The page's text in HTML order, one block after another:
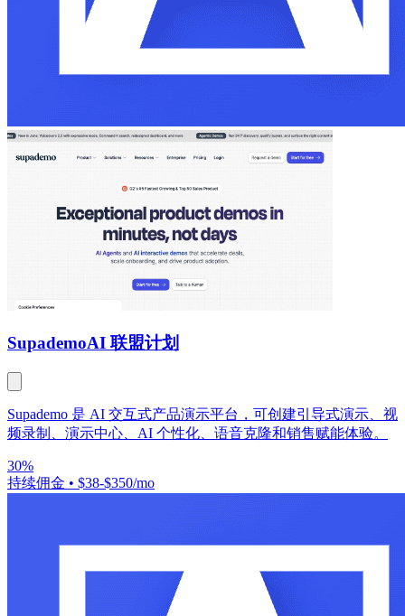
SupademoAI 联盟计划
Supademo 是 AI 交互式产品演示平台，可创建引导式演示、视
频录制、演示中心、AI 个性化、语音克隆和销售赋能体验。
30%
持续佣金 • $38-$350/mo